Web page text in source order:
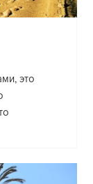
это